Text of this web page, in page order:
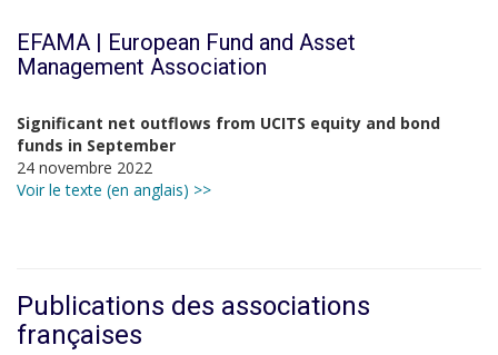
EFAMA | European Fund and Asset
Management Association
Significant net outflows from UCITS equity and bond
funds in September
24 novembre 2022
Voir le texte (en anglais) >>
Publications des associations
françaises